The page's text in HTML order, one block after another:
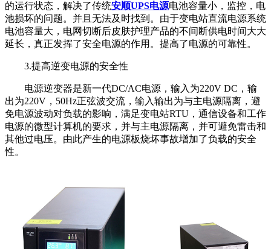
的运行状态，解决了传统安顺UPS电源电池容量小，监控，电
池损坏的问题。并且无法及时找到。由于变电站直流电源系统
电池容量大，电网切断后皮肤护理产品的不间断供电时间大大
延长，真正发挥了安全电源的作用。提高了电源的可靠性。
3.提高逆变电源的安全性
电源逆变器是新一代DC/AC电源，输入为220V DC，输
出为220V，50Hz正弦波交流，输入输出为与主电源隔离，避
免电源波动对负载的影响，满足变电站RTU，通信设备和工作
电源的微型计算机的要求，并与主电源隔离，并可避免雷击和
其他过电压。由此产生的电源板烧坏事故增加了负载的安全
性。